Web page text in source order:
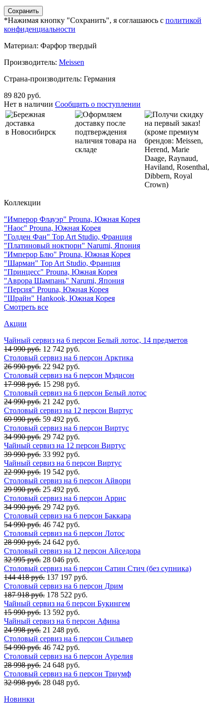
*Нажимая кнопку "Сохранить", я соглашаюсь с политикой
конфиденциальности
Материал: Фарфор твердый
Производитель: Meissen
Страна-производитель: Германия
89 820 руб.
Нет в наличии Сообщить о поступлении
Бережная
доставка
в Новосибирск
Оформляем
доставку после
подтверждения
наличия товара на
складе
Получи скидку
на первый заказ!
(кроме премиум
брендов: Meissen,
Herend, Marie
Daage, Raynaud,
Haviland, Rosenthal,
Dibbern, Royal
Crown)
Коллекции
"Имперор Флауэр" Prouna, Южная Корея
"Наос" Prouna, Южная Корея
"Голден Фан" Top Art Studio, Франция
"Платиновый ноктюрн" Narumi, Япония
"Имперор Блю" Prouna, Южная Корея
"Шарман" Top Art Studio, Франция
"Принцесс" Prouna, Южная Корея
"Аврора Шампань" Narumi, Япония
"Персия" Prouna, Южная Корея
"Шрайн" Hankook, Южная Корея
Смотреть все
Акции
Чайный сервиз на 6 персон Белый лотос, 14 предметов
14 990 руб. 12 742 руб.
Столовый сервиз на 6 персон Арктика
26 990 руб. 22 942 руб.
Столовый сервиз на 6 персон Мэдисон
17 998 руб. 15 298 руб.
Столовый сервиз на 6 персон Белый лотос
24 990 руб. 21 242 руб.
Столовый сервиз на 12 персон Виртус
69 990 руб. 59 492 руб.
Столовый сервиз на 6 персон Виртус
34 990 руб. 29 742 руб.
Чайный сервиз на 12 персон Виртус
39 990 руб. 33 992 руб.
Чайный сервиз на 6 персон Виртус
22 990 руб. 19 542 руб.
Столовый сервиз на 6 персон Айвори
29 990 руб. 25 492 руб.
Столовый сервиз на 6 персон Аррис
34 990 руб. 29 742 руб.
Столовый сервиз на 6 персон Баккара
54 990 руб. 46 742 руб.
Столовый сервиз на 6 персон Лотос
28 990 руб. 24 642 руб.
Столовый сервиз на 12 персон Айседора
32 995 руб. 28 046 руб.
Столовый сервиз на 6 персон Сатин Стич (без супника)
144 418 руб. 137 197 руб.
Столовый сервиз на 6 персон Дрим
187 918 руб. 178 522 руб.
Чайный сервиз на 6 персон Букингем
15 990 руб. 13 592 руб.
Чайный сервиз на 6 персон Афина
24 998 руб. 21 248 руб.
Столовый сервиз на 6 персон Сильвер
54 990 руб. 46 742 руб.
Столовый сервиз на 6 персон Аурелия
28 998 руб. 24 648 руб.
Столовый сервиз на 6 персон Триумф
32 998 руб. 28 048 руб.
Новинки